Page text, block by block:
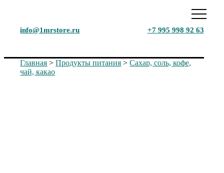
info@1mrstore.ru +7 995 998 92 63
Главная >Продукты питания >Сахар, соль, кофе,
чай, какао